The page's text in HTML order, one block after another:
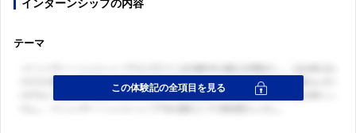
インターンシップの内容
テーマ